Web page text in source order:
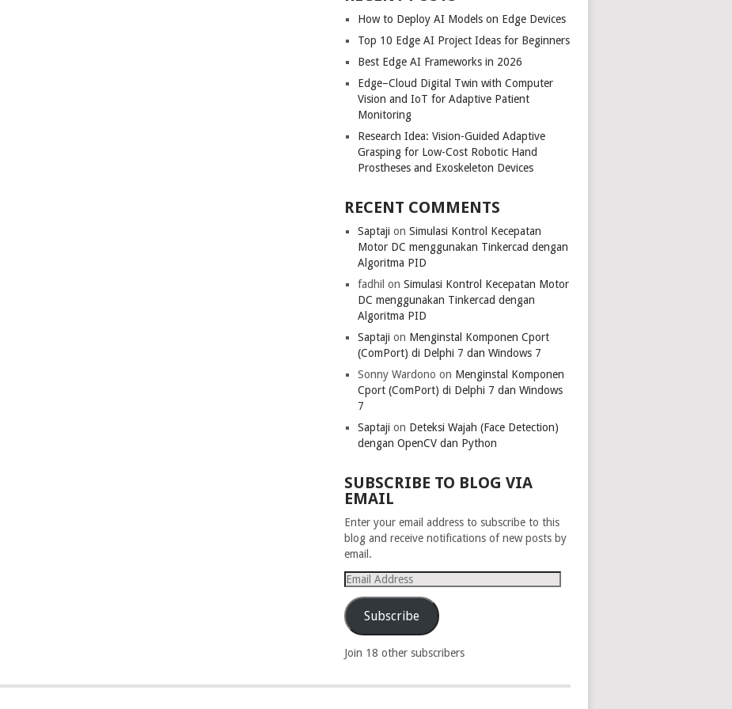
How to Deploy AI Models on Edge Devices
Top 10 Edge AI Project Ideas for Beginners
Best Edge AI Frameworks in 2026
Edge–Cloud Digital Twin with Computer
Vision and IoT for Adaptive Patient
Monitoring
Research Idea: Vision-Guided Adaptive
Grasping for Low-Cost Robotic Hand
Prostheses and Exoskeleton Devices
RECENT COMMENTS
Saptaji onSimulasi Kontrol Kecepatan
Motor DC menggunakan Tinkercad dengan
Algoritma PID
fadhil onSimulasi Kontrol Kecepatan Motor
DC menggunakan Tinkercad dengan
Algoritma PID
Saptaji on Menginstal Komponen Cport
(ComPort) di Delphi 7 dan Windows 7
Sonny Wardono on Menginstal Komponen
Cport (ComPort) di Delphi 7 dan Windows
7
Saptaji on Deteksi Wajah (Face Detection)
dengan OpenCV dan Python
SUBSCRIBE TO BLOG VIA
EMAIL
Enter your email address to subscribe to this
blog and receive notifications of new posts by
email.
Email
Address
Subscribe
Join 18 other subscribers